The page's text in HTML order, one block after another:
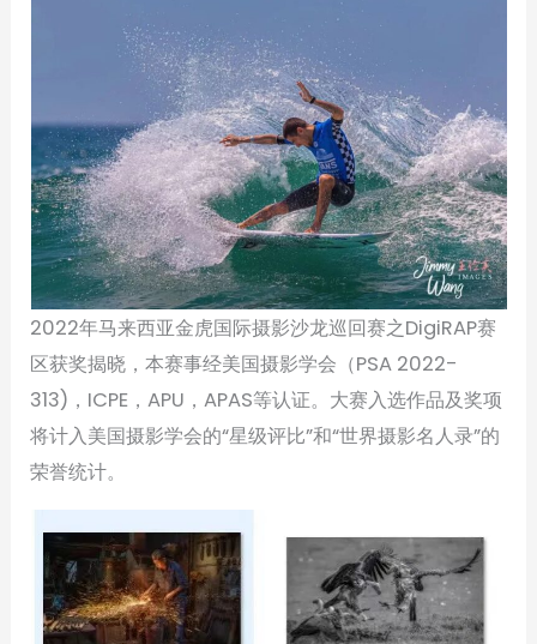
2022年马来西亚金虎国际摄影沙龙巡回赛之DigiRAP赛
区获奖揭晓，本赛事经美国摄影学会（PSA 2022-
313)，ICPE，APU，APAS等认证。大赛入选作品及奖项
将计入美国摄影学会的“星级评比”和“世界摄影名人录”的
荣誉统计。